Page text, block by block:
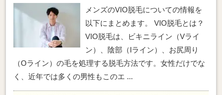
メンズのVIO脱毛についての情報を
以下にまとめます。 VIO脱毛とは？
VIO脱毛は、ビキニライン（Vライ
ン）、陰部（Iライン）、お尻周り
（Oライン）の毛を処理する脱毛方法です。女性だけでな
く、近年では多くの男性もこのエ ...